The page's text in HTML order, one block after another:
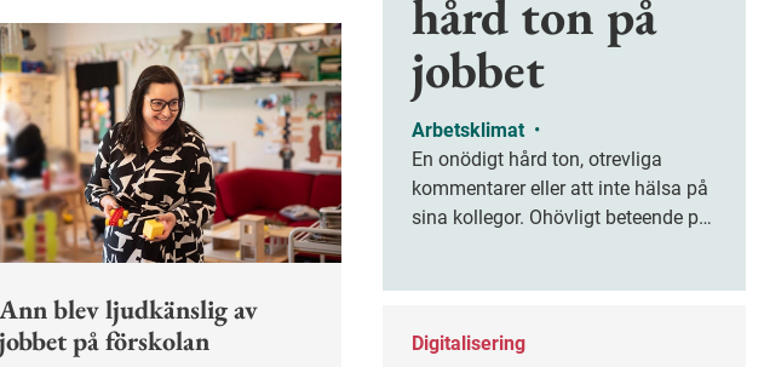
Ann blev ljudkänslig av
jobbet på förskolan
hård ton på
jobbet
Arbetsklimat •
En onödigt hård ton, otrevliga
kommentarer eller att inte hälsa på
sina kollegor. Ohövligt beteende på
förebygga ohövligt beteende på
Digitalisering